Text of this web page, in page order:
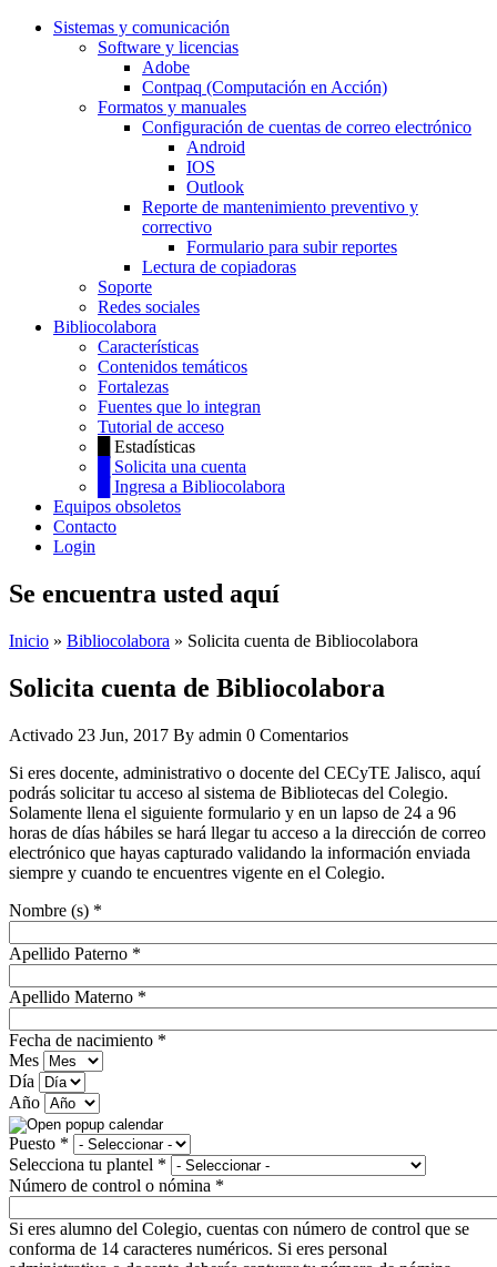
Sistemas y comunicación
Software y licencias
Adobe
Contpaq (Computación en Acción)
Formatos y manuales
Configuración de cuentas de correo electrónico
Android
IOS
Outlook
Reporte de mantenimiento preventivo y
correctivo
Formulario para subir reportes
Lectura de copiadoras
Soporte
Redes sociales
Bibliocolabora
Características
Contenidos temáticos
Fortalezas
Fuentes que lo integran
Tutorial de acceso
█ Estadísticas
█ Solicita una cuenta
█ Ingresa a Bibliocolabora
Equipos obsoletos
Contacto
Login
Se encuentra usted aquí
Inicio » Bibliocolabora » Solicita cuenta de Bibliocolabora
Solicita cuenta de Bibliocolabora
Activado 23 Jun, 2017 By admin 0 Comentarios
Si eres docente, administrativo o docente del CECyTE Jalisco, aquí
podrás solicitar tu acceso al sistema de Bibliotecas del Colegio.
Solamente llena el siguiente formulario y en un lapso de 24 a 96
horas de días hábiles se hará llegar tu acceso a la dirección de correo
electrónico que hayas capturado validando la información enviada
siempre y cuando te encuentres vigente en el Colegio.
Nombre (s) *
Apellido Paterno *
Apellido Materno *
Fecha de nacimiento *
Mes
Día
Año
Puesto *
Selecciona tu plantel *
Número de control o nómina *
Si eres alumno del Colegio, cuentas con número de control que se
conforma de 14 caracteres numéricos. Si eres personal